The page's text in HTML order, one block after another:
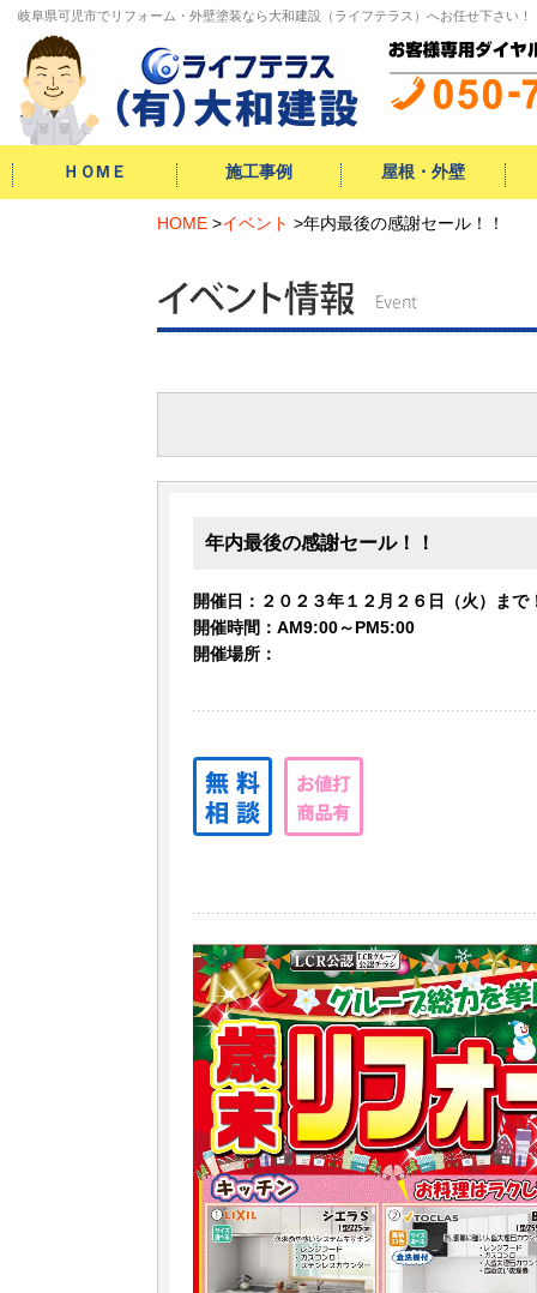
岐阜県可児市でリフォーム・外壁塗装なら大和建設（ライフテラス）へお任せ下さい！
ＨＯМＥ 施工事例
キッチン
お風呂
トイレ
洗面
給湯器
内装
外壁
屋根
防水工事
シロアリ
外構・
エクステリア
自然素材
増改築・
大型リフォーム
小工事
屋根・外壁
屋根
外壁
サイディング
HOME >イベント >年内最後の感謝セール！！
年内最後の感謝セール！！
開催日：２０２３年１２月２６日（火）まで
開催時間：AM9:00～PM5:00
開催場所：